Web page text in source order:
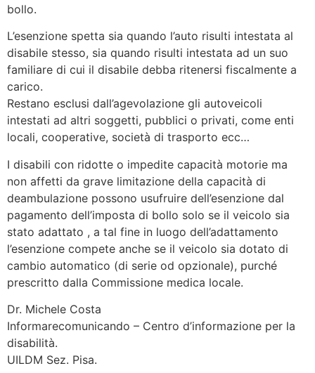
bollo.
L’esenzione spetta sia quando l’auto risulti intestata al
disabile stesso, sia quando risulti intestata ad un suo
familiare di cui il disabile debba ritenersi fiscalmente a
carico.
Restano esclusi dall’agevolazione gli autoveicoli
intestati ad altri soggetti, pubblici o privati, come enti
locali, cooperative, società di trasporto ecc…
I disabili con ridotte o impedite capacità motorie ma
non affetti da grave limitazione della capacità di
deambulazione possono usufruire dell’esenzione dal
pagamento dell’imposta di bollo solo se il veicolo sia
stato adattato , a tal fine in luogo dell’adattamento
l’esenzione compete anche se il veicolo sia dotato di
cambio automatico (di serie od opzionale), purché
prescritto dalla Commissione medica locale.
Dr. Michele Costa
Informarecomunicando – Centro d’informazione per la
disabilità.
UILDM Sez. Pisa.